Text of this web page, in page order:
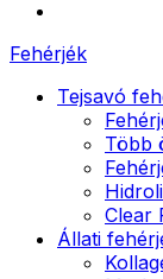
Fehérjék
Tejsavó
Több
Clear
Állati